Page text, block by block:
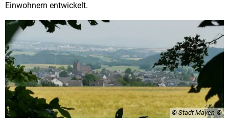
Einwohnern entwickelt.
© Stadt Mayen